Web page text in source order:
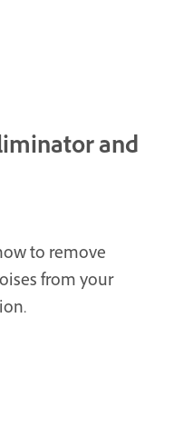
and
to remove
from your